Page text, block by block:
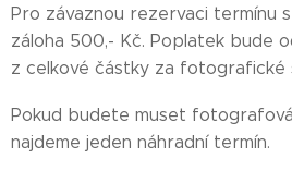
Pro závaznou rezervaci termínu
záloha 500,- Kč. Poplatek bude
z celkové částky za fotografické
Pokud budete muset
najdeme jeden náhradní termín.